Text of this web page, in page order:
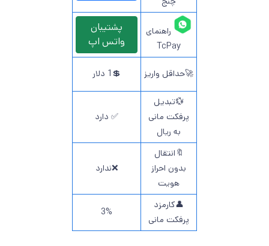
راهنمای
TcPay
پشتیبان
واتس اپ
🚀حداقل واریز 💲1 دلار
💱تبدیل
پرفکت مانی
به ریال
✅ دارد
🔖انتقال
بدون احراز
هویت
❌ندارد
👤کارمزد
پرفکت مانی
3%